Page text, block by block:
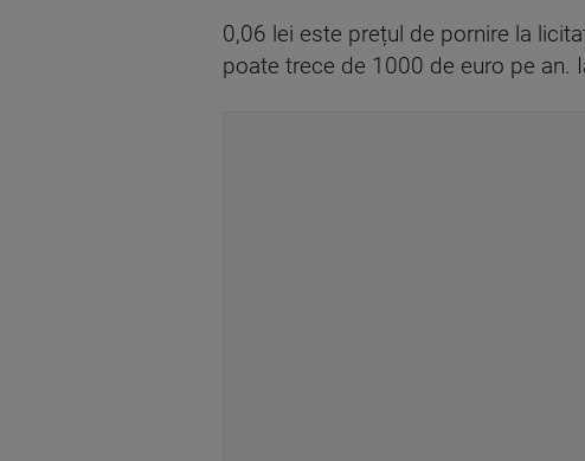
0,06 lei este prețul de pornire la
poate trece de 1000 de euro pe an.